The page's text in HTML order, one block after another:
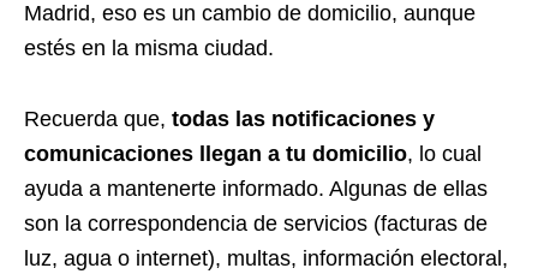
Madrid, eso es un cambio de domicilio, aunque
estés en la misma ciudad.
Recuerda que, todas las notificaciones y
comunicaciones llegan a tu domicilio, lo cual
ayuda a mantenerte informado. Algunas de ellas
son la correspondencia de servicios (facturas de
luz, agua o internet), multas, información electoral,